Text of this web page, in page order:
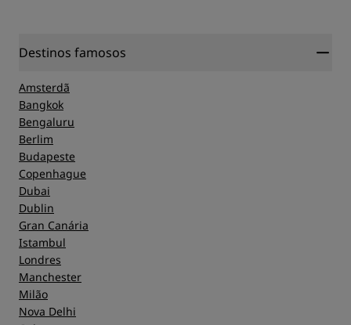
Destinos famosos
Amsterdã
Bangkok
Bengaluru
Berlim
Budapeste
Copenhague
Dubai
Dublin
Gran Canária
Istambul
Londres
Manchester
Milão
Nova Delhi